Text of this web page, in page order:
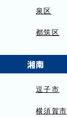
泉区
都筑区
湘南
逗子市
横須賀市